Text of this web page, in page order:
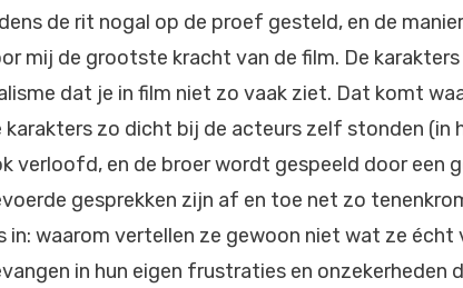
de rit nogal op de proef gesteld, en de
mij de grootste kracht van de film. De
dat je in film niet zo vaak ziet. Dat komt
karakters zo dicht bij de acteurs zelf stonden (in
verloofd, en de broer wordt gespeeld door een
gesprekken zijn af en toe net zo
in: waarom vertellen ze gewoon niet wat ze
in hun eigen frustraties en onzekerheden